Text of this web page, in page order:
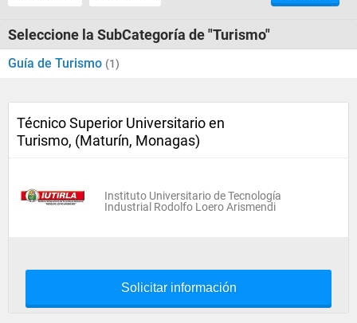
Seleccione la SubCategoría de "Turismo"
Guía de Turismo (1)
Técnico Superior Universitario en
Turismo, (Maturín, Monagas)
Instituto Universitario de Tecnología
Industrial Rodolfo Loero Arismendi
Solicitar información